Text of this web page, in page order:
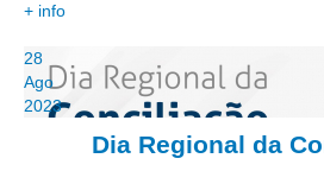
Todas as Notícias
Buscar Notícias
Comunicados
+ info
28
Ago
2023
Dia Regional da